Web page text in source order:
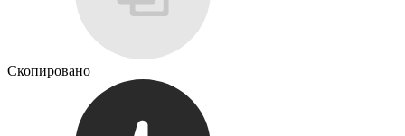
Скопировано